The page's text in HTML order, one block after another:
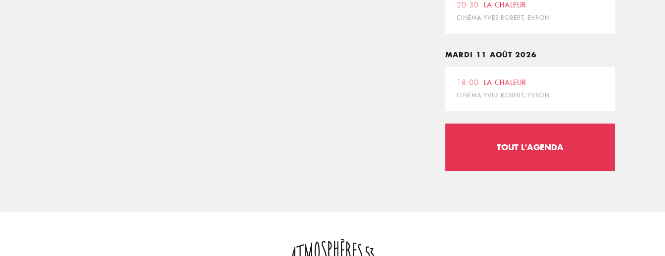
20:30 LA CHALEUR
CINÉMA YVES ROBERT, EVRON
MARDI 11 AOÛT 2026
18:00 LA CHALEUR
CINÉMA YVES ROBERT, EVRON
TOUT L'AGENDA